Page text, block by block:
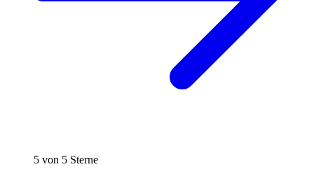
5 von 5 Sterne